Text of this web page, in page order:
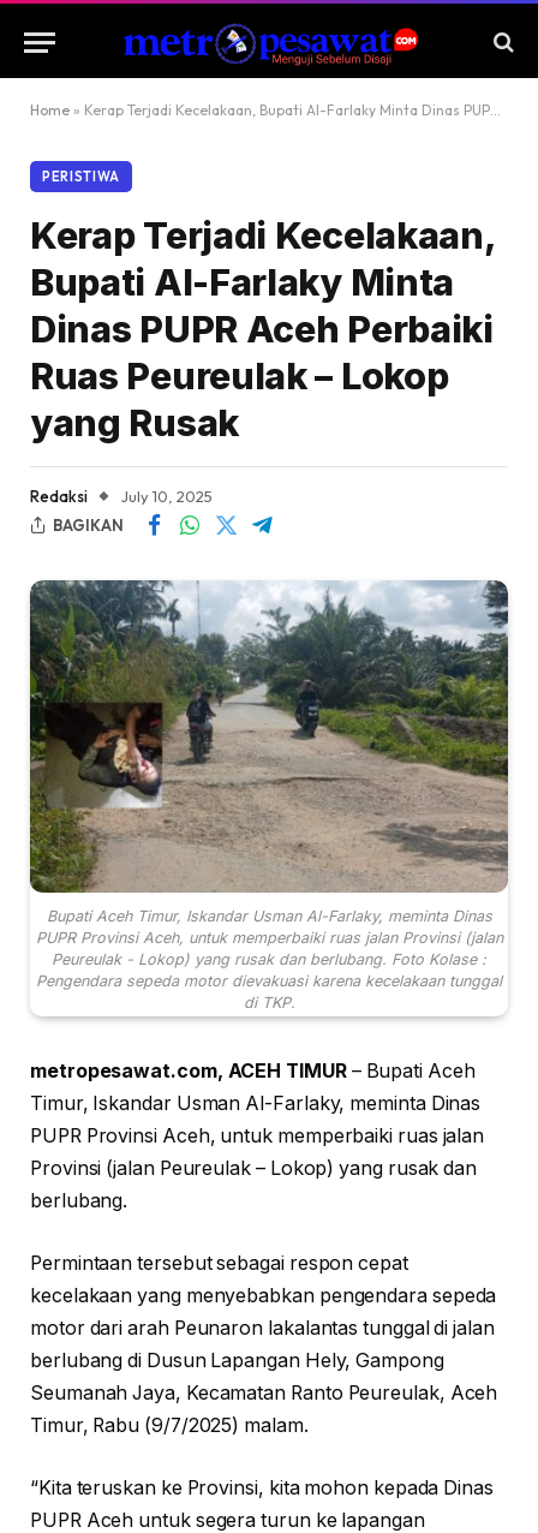
Home » Kerap Terjadi Kecelakaan, Bupati Al-Farlaky Minta Dinas PUPR Aceh Perbaiki Ruas Peureulak – Lokop yang Rusak
PERISTIWA
Kerap Terjadi Kecelakaan,
Bupati Al-Farlaky Minta
Dinas PUPR Aceh Perbaiki
Ruas Peureulak – Lokop
yang Rusak
Redaksi
July 10, 2025
BAGIKAN
Bupati Aceh Timur, Iskandar Usman Al-Farlaky, meminta Dinas
PUPR Provinsi Aceh, untuk memperbaiki ruas jalan Provinsi (jalan
Peureulak - Lokop) yang rusak dan berlubang. Foto Kolase :
Pengendara sepeda motor dievakuasi karena kecelakaan tunggal
di TKP.
metropesawat.com, ACEH TIMUR– Bupati Aceh
Timur, Iskandar Usman Al-Farlaky, meminta Dinas
PUPR Provinsi Aceh, untuk memperbaiki ruas jalan
Provinsi (jalan Peureulak – Lokop) yang rusak dan
berlubang.
Permintaan tersebut sebagai respon cepat
kecelakaan yang menyebabkan pengendara sepeda
motor dari arah Peunaron lakalantas tunggal di jalan
berlubang di Dusun Lapangan Hely, Gampong
Seumanah Jaya, Kecamatan Ranto Peureulak, Aceh
Timur, Rabu (9/7/2025) malam.
“Kita teruskan ke Provinsi, kita mohon kepada Dinas
PUPR Aceh untuk segera turun ke lapangan